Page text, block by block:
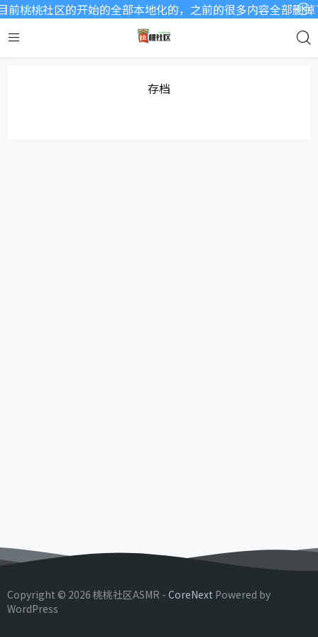
桃桃社区的开始的全部本地化的，之前的很多内容全部删
存档
Copyright © 2026 桃桃社区ASMR - CoreNext Powered by
WordPress